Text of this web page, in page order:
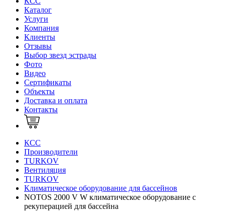
Каталог
Услуги
Компания
Клиенты
Oтзывы
Выбор звезд эстрады
Фото
Видео
Сертификаты
Объекты
Доставка и оплата
Контакты
КСС
Производители
TURKOV
Вентиляция
TURKOV
Климатическое оборудование для бассейнов
NOTOS 2000 V W климатическое оборудование с
рекуперацией для бассейна